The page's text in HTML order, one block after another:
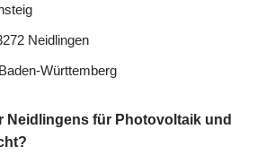
Neidlingen
Württemberg
Neidlingens für Photovoltaik und